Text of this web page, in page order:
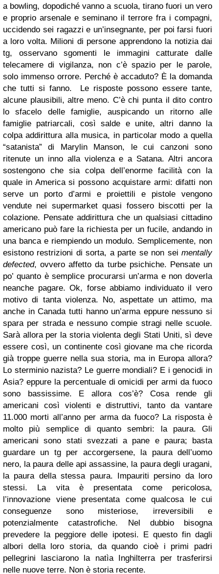
a bowling, dopodiché vanno a scuola, tirano fuori un vero
e proprio arsenale e seminano il terrore fra i compagni,
uccidendo sei ragazzi e un’insegnante, per poi farsi fuori
a loro volta. Milioni di persone apprendono la notizia dai
tg, osservano sgomenti le immagini catturate dalle
telecamere di vigilanza, non c’è spazio per le parole,
solo immenso orrore. Perché è accaduto? È la domanda
che tutti si fanno.
Le risposte possono essere tante,
alcune plausibili, altre meno. C’è chi punta il dito contro
lo sfacelo delle famiglie, auspicando un ritorno alle
famiglie patriarcali, così salde e unite, altri danno la
colpa addirittura alla musica, in particolar modo a quella
“satanista” di Marylin Manson, le cui canzoni sono
ritenute un inno alla violenza e a Satana. Altri ancora
sostengono che sia colpa dell’enorme facilità con la
quale in America si possono acquistare armi: difatti non
serve un porto d’armi e proiettili e pistole vengono
vendute nei supermarket quasi fossero biscotti per la
colazione. Pensate addirittura che un qualsiasi cittadino
americano può fare la richiesta per un fucile, andando in
una banca e riempiendo un modulo. Semplicemente, non
esistono restrizioni di sorta, a parte se non sei mentally
defected, ovvero affetto da turbe psichiche. Pensate un
po’ quanto è semplice procurarsi un’arma e non doverla
neanche pagare. Ok, forse abbiamo individuato il vero
motivo di tanta violenza. No, aspettate un attimo, ma
anche in Canada tutti hanno un’arma eppure nessuno si
spara per strada e nessuno compie stragi nelle scuole.
Sarà allora per la storia violenta degli Stati Uniti, sì deve
essere così, un continente così giovane ma che ricorda
già troppe guerre nella sua storia, ma in Europa allora?
Lo sterminio nazista? Le guerre mondiali? E i genocidi in
Asia? eppure la percentuale di omicidi per armi da fuoco
sono bassissime. E allora cos’è? Cosa rende gli
americani così violenti e distruttivi, tanto da vantare
11.000 morti all’anno per arma da fuoco? La risposta è
molto più semplice di quanto sembri: la paura. Gli
americani sono stati svezzati a pane e paura; basta
guardare un tg per accorgersene, la paura dell’uomo
nero, la paura delle api assassine, la paura degli uragani,
la paura della stessa paura. Impauriti persino da loro
stessi. La vita è presentata come pericolosa,
l’innovazione viene presentata come qualcosa le cui
conseguenze sono misteriose, irreversibili e
potenzialmente catastrofiche. Nel dubbio bisogna
prevedere la peggiore delle ipotesi. E questo fin dagli
albori della loro storia, da quando cioè i primi padri
pellegrini lasciarono la natìa Inghilterra per trasferirsi
nelle nuove terre. Non è storia recente.